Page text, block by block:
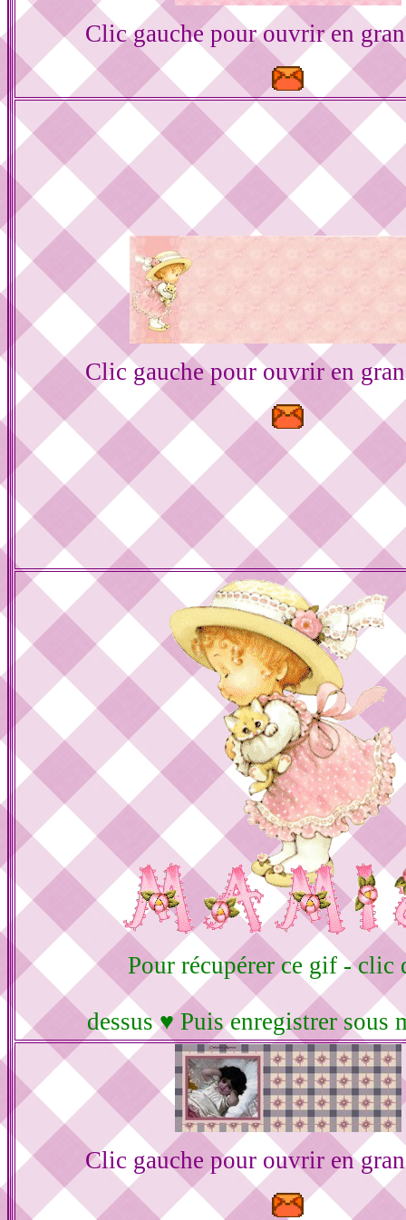
Clic gauche pour ouvrir en
Clic gauche pour ouvrir en
Pour récupérer ce gif - clic
dessus ♥ Puis enregistrer sous
Clic gauche pour ouvrir en